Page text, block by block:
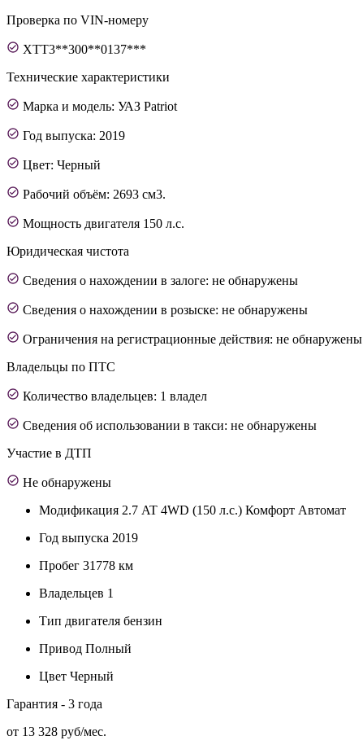
Проверка по VIN-номеру
XTT3**300**0137***
Технические характеристики
Марка и модель: УАЗ Patriot
Год выпуска: 2019
Цвет: Черный
Рабочий объём: 2693 см3.
Мощность двигателя 150 л.с.
Юридическая чистота
Сведения о нахождении в залоге: не обнаружены
Сведения о нахождении в розыске: не обнаружены
Ограничения на регистрационные действия: не обнаружены
Владельцы по ПТС
Количество владельцев: 1 владел
Сведения об использовании в такси: не обнаружены
Участие в ДТП
Не обнаружены
Модификация 2.7 AT 4WD (150 л.с.) Комфорт Автомат
Год выпуска 2019
Пробег 31778 км
Владельцев 1
Тип двигателя бензин
Привод Полный
Цвет Черный
Гарантия - 3 года
от 13 328 руб/мес.